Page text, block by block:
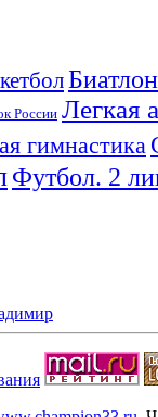
Биатлон
России Легкая
гимнастика
Футбол. 2